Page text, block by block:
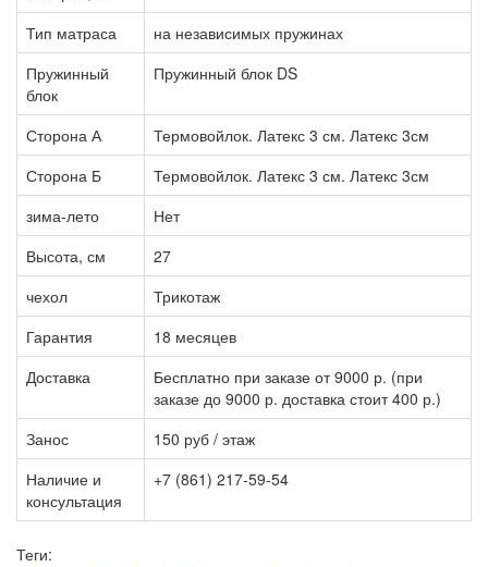
Тип матраса
на независимых пружинах
Пружинный
блок
Пружинный блок DS
Сторона А
Термовойлок. Латекс 3 см. Латекс 3см
Сторона Б
Термовойлок. Латекс 3 см. Латекс 3см
зима-лето
Нет
Высота, см
27
чехол
Трикотаж
Гарантия
18 месяцев
Доставка
Бесплатно при заказе от 9000 р. (при
заказе до 9000 р. доставка стоит 400 р.)
Занос
150 руб / этаж
Наличие и
консультация
+7 (861) 217-59-54
Теги: